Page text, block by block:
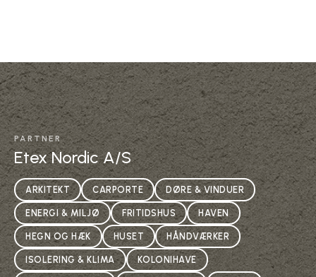
PARTNER
Etex Nordic A/S
ARKITEKT CARPORTE DØRE & VINDUER
ENERGI & MILJØ FRITIDSHUS HAVEN
HEGN OG HÆK HUSET HÅNDVÆRKER
ISOLERING & KLIMA KOLONIHAVE